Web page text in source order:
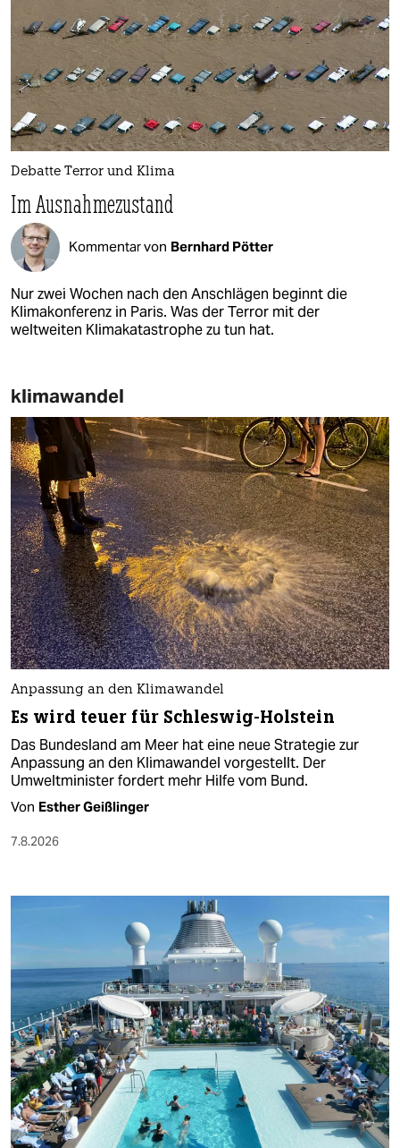
Debatte Terror und Klima
Im Ausnahmezustand
Kommentar von Bernhard Pötter
Nur zwei Wochen nach den Anschlägen beginnt die
Klimakonferenz in Paris. Was der Terror mit der
weltweiten Klimakatastrophe zu tun hat.
klimawandel
Anpassung an den Klimawandel
Es wird teuer für Schleswig-Holstein
Das Bundesland am Meer hat eine neue Strategie zur
Anpassung an den Klimawandel vorgestellt. Der
Umweltminister fordert mehr Hilfe vom Bund.
Von Esther Geißlinger
7.8.2026